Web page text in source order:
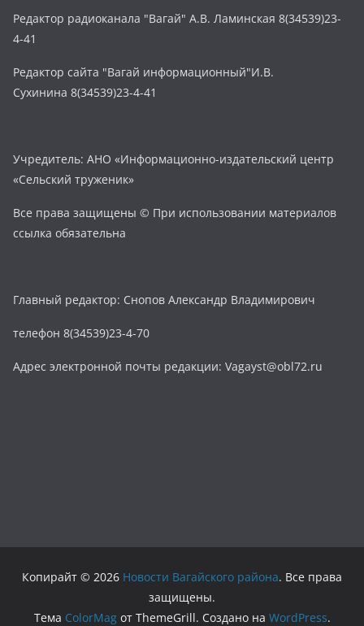
Редактор радиоканала "Вагай" А.В. Ламинская 8(34539)23-
4-41
Редактор сайта "Вагай информационный"И.В.
Сухинина 8(34539)23-4-41
Учредитель: АНО «Информационно-издательский центр
«Сельский труженик»
Все права защищены © При использовании материалов
ссылка обязательна
Главный редактор: Снопов Александр Владимирович
телефон 8(34539)23-4-70
Адрес электронной почты редакции: Vagayst@obl72.ru
Копирайт © 2026 Новости Вагайского района. Все права
защищены.
Тема ColorMagот ThemeGrill. Создано на WordPress.